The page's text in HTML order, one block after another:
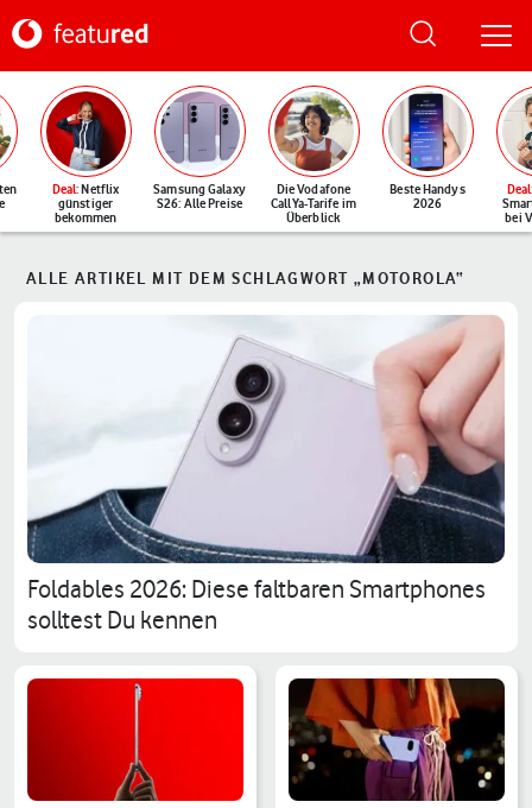
Deal: Netflix
günstiger
bekommen
Samsung Galaxy
S26: Alle Preise
Die Vodafone
CallYa-Tarife im
Überblick
Beste Handys
2026
Deal
bei
ALLE ARTIKEL MIT DEM SCHLAGWORT „MOTOROLA“
Foldables 2026: Diese faltbaren Smartphones
solltest Du kennen